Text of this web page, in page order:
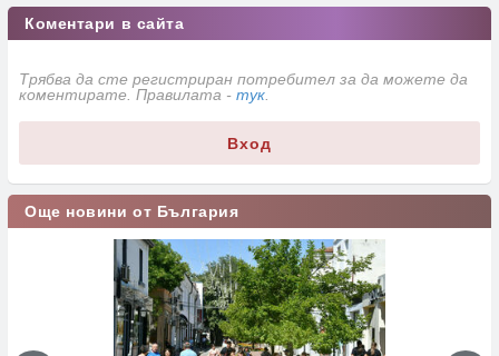
Коментари в сайта
Трябва да сте регистриран потребител за да можете да
коментирате. Правилата - тук
Вход
Още новини от България